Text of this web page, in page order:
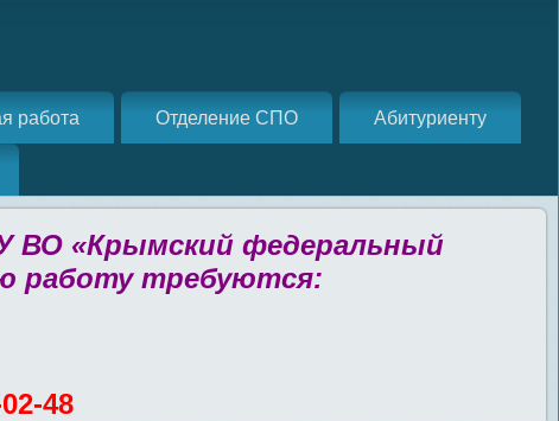
работа Отделение СПО Абитуриенту
ВО «Крымский федеральный
работу требуются:
48